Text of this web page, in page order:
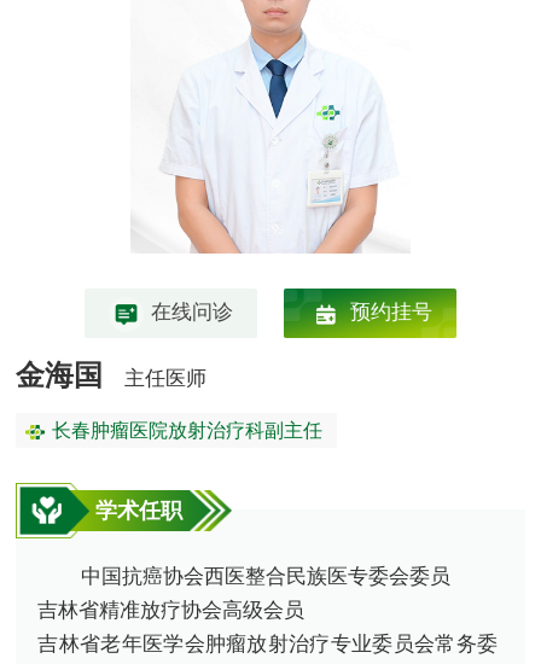
在线问诊 预约挂号
金海国 主任医师
长春肿瘤医院放射治疗科副主任
学术任职
中国抗癌协会西医整合民族医专委会委员
吉林省精准放疗协会高级会员
吉林省老年医学会肿瘤放射治疗专业委员会常务委